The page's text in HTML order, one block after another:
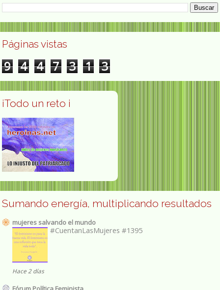
Páginas vistas
9 4 4 7 3 1 3
¡Todo un reto ¡
Sumando energía, multiplicando resultados
mujeres salvando el mundo
#CuentanLasMujeres #1395
Hace 2 días